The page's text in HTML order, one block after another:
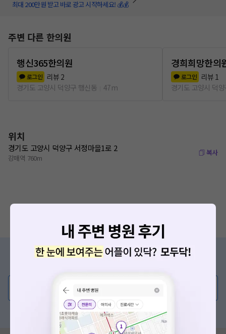
최대 200만원 받고 바로 광고 시작하세요! 💰💰
주변 다른 한의원
행신365한의원
로그인 리뷰 2
경기도 고양시 덕양구 행신동
47m
경희희망한의
로그인 리뷰 1
경기도 고양시 덕
위치
경기도 고양시 덕양구 서정마을1로 2
강매역 760m
복사
증상/치료, 궁금한 점이 있나요?
💬 무엇이든 물어보세요
혹은, 의료상담 서비스에 다양한 게시글 보러가기